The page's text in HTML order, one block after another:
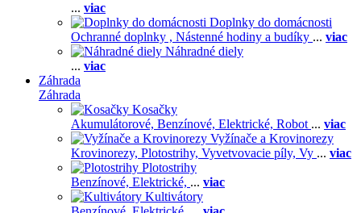
... viac
Doplnky do domácnosti
Ochranné doplnky , Nástenné hodiny a budíky ... viac
Náhradné diely
... viac
Záhrada
Záhrada
Kosačky
Akumulátorové, Benzínové, Elektrické, Robot ... viac
Vyžínače a Krovinorezy
Krovinorezy, Plotostrihy, Vyvetvovacie píly, Vy ... viac
Plotostrihy
Benzínové, Elektrické, ... viac
Kultivátory